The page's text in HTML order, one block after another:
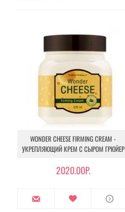
WONDER CHEESE FIRMING CREAM -
УКРЕПЛЯЮЩИЙ КРЕМ С СЫРОМ ГРЮЙЕР
2020.00Р.